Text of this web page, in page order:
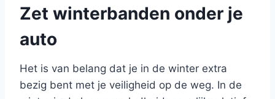
Zet winterbanden onder je
auto
Het is van belang dat je in de winter extra
bezig bent met je veiligheid op de weg. In de